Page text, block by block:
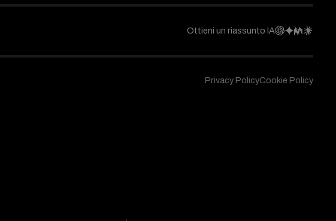
Ottieni un riassunto IA
Privacy PolicyCookie Policy